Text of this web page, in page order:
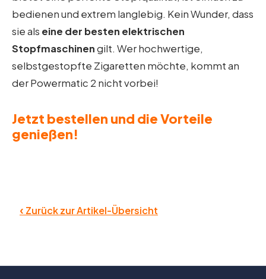
bedienen und extrem langlebig. Kein Wunder, dass
sie als eine der besten elektrischen
Stopfmaschinengilt. Wer hochwertige,
selbstgestopfte Zigaretten möchte, kommt an
der Powermatic 2 nicht vorbei!
Jetzt bestellen und die Vorteile
genießen!
‹ Zurück zur Artikel-Übersicht